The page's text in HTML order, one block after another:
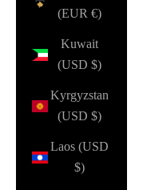
(EUR €)
Kuwait
(USD $)
Kyrgyzstan
(USD $)
Laos (USD
$)